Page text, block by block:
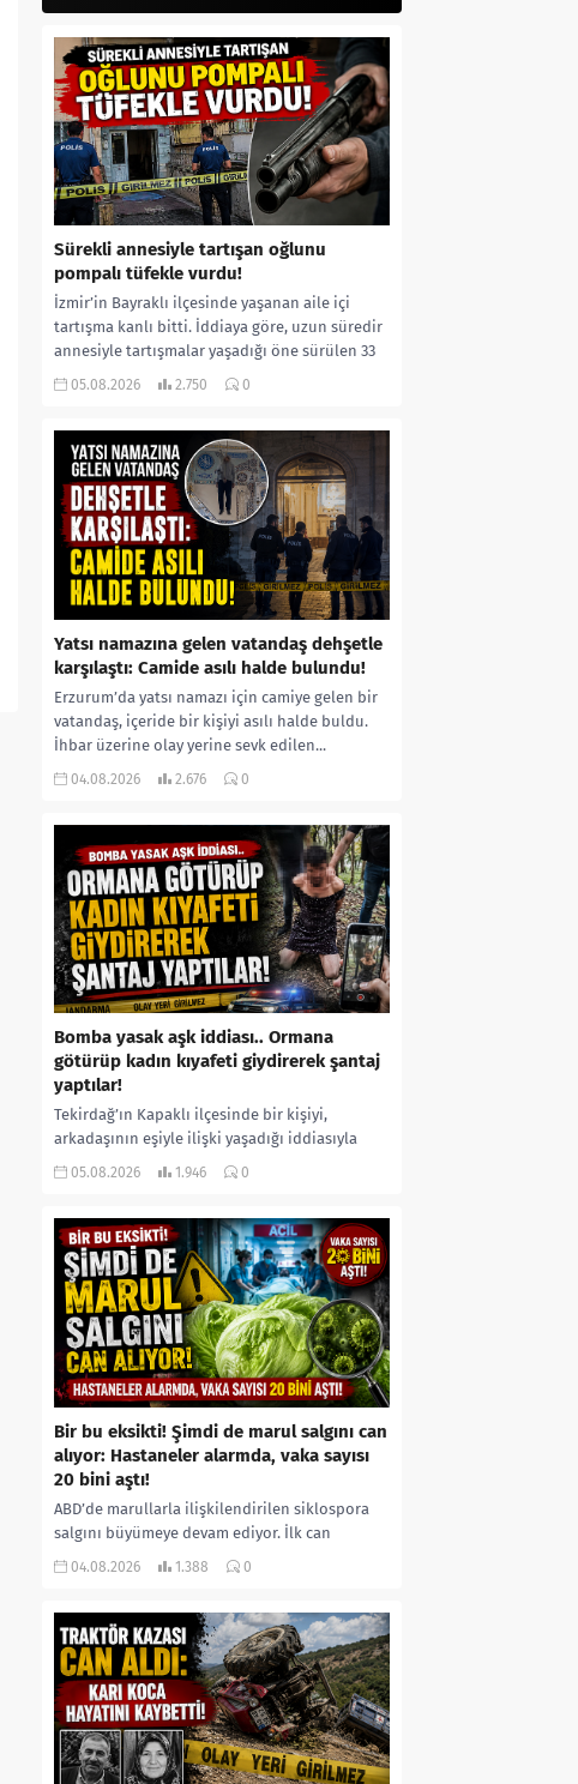
Sürekli annesiyle tartışan oğlunu
pompalı tüfekle vurdu!
İzmir’in Bayraklı ilçesinde yaşanan aile içi
tartışma kanlı bitti. İddiaya göre, uzun süredir
annesiyle tartışmalar yaşadığı öne sürülen 33
yaşındaki...
05.08.2026 2.750 0
Yatsı namazına gelen vatandaş dehşetle
karşılaştı: Camide asılı halde bulundu!
Erzurum’da yatsı namazı için camiye gelen bir
vatandaş, içeride bir kişiyi asılı halde buldu.
İhbar üzerine olay yerine sevk edilen...
04.08.2026 2.676 0
Bomba yasak aşk iddiası.. Ormana
götürüp kadın kıyafeti giydirerek şantaj
yaptılar!
Tekirdağ’ın Kapaklı ilçesinde bir kişiyi,
arkadaşının eşiyle ilişki yaşadığı iddiasıyla
ormanlık alana götürerek zorla kadın
05.08.2026 1.946 0
Bir bu eksikti! Şimdi de marul salgını can
alıyor: Hastaneler alarmda, vaka sayısı
20 bini aştı!
ABD’de marullarla ilişkilendirilen siklospora
salgını büyümeye devam ediyor. İlk can
kayıplarının yaşandığı salgında vaka sayısının
04.08.2026 1.388 0